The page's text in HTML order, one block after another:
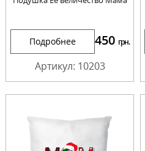
Подробнее 450 грн.
Артикул: 10203